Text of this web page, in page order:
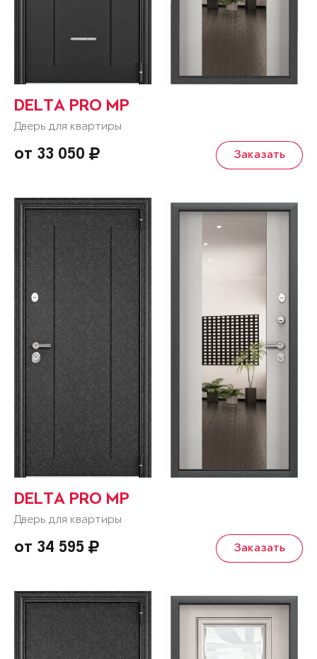
DELTA PRO MP
Дверь для квартиры
от 33 050 Заказать
DELTA PRO MP
Дверь для квартиры
от 34 595 Заказать